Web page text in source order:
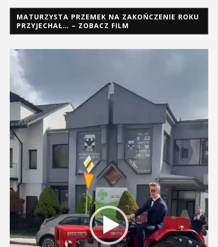
MATURZYSTA PRZEMEK NA ZAKOŃCZENIE ROKU
PRZYJECHAŁ… – ZOBACZ FILM
Odtwarzacz